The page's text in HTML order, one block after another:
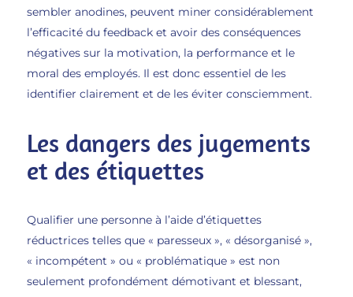
sembler anodines, peuvent miner considérablement
l’efficacité du feedback et avoir des conséquences
négatives sur la motivation, la performance et le
moral des employés. Il est donc essentiel de les
identifier clairement et de les éviter consciemment.
Les dangers des jugements
et des étiquettes
Qualifier une personne à l’aide d’étiquettes
réductrices telles que « paresseux », « désorganisé »,
« incompétent » ou « problématique » est non
seulement profondément démotivant et blessant,